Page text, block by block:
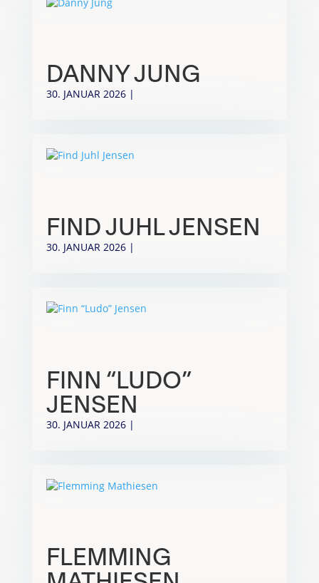
DANNY JUNG
30. JANUAR 2026|
FIND JUHL JENSEN
30. JANUAR 2026|
FINN “LUDO”
JENSEN
30. JANUAR 2026|
FLEMMING